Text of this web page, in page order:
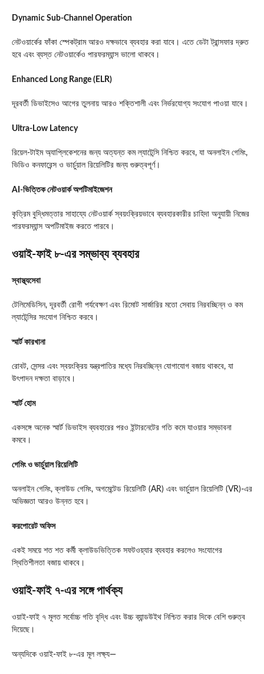
Dynamic Sub-Channel Operation
নেটওয়ার্কের ফাঁকা স্পেকট্রাম আরও দক্ষভাবে ব্যবহার করা যাবে। এতে ডেটা ট্রান্সফার দ্রুত
হবে এবং ব্যস্ত নেটওয়ার্কেও পারফরম্যান্স ভালো থাকবে।
Enhanced Long Range (ELR)
দূরবর্তী ডিভাইসেও আগের তুলনায় আরও শক্তিশালী এবং নির্ভরযোগ্য সংযোগ পাওয়া যাবে।
Ultra-Low Latency
রিয়েল-টাইম অ্যাপ্লিকেশনের জন্য অত্যন্ত কম ল্যাটেন্সি নিশ্চিত করবে, যা অনলাইন গেমিং,
ভিডিও কনফারেন্স ও ভার্চুয়াল রিয়েলিটির জন্য গুরুত্বপূর্ণ।
AI-ভিত্তিক নেটওয়ার্ক অপটিমাইজেশন
কৃত্রিম বুদ্ধিমত্তার সাহায্যে নেটওয়ার্ক স্বয়ংক্রিয়ভাবে ব্যবহারকারীর চাহিদা অনুযায়ী নিজের
পারফরম্যান্স অপটিমাইজ করতে পারবে।
ওয়াই-ফাই ৮-এর সম্ভাব্য ব্যবহার
স্বাস্থ্যসেবা
টেলিমেডিসিন, দূরবর্তী রোগী পর্যবেক্ষণ এবং রিমোট সার্জারির মতো সেবায় নিরবচ্ছিন্ন ও কম
ল্যাটেন্সির সংযোগ নিশ্চিত করবে।
স্মার্ট কারখানা
রোবট, সেন্সর এবং স্বয়ংক্রিয় যন্ত্রপাতির মধ্যে নিরবচ্ছিন্ন যোগাযোগ বজায় থাকবে, যা
উৎপাদন দক্ষতা বাড়াবে।
স্মার্ট হোম
একসঙ্গে অনেক স্মার্ট ডিভাইস ব্যবহারের পরও ইন্টারনেটের গতি কমে যাওয়ার সম্ভাবনা
কমবে।
গেমিং ও ভার্চুয়াল রিয়েলিটি
অনলাইন গেমিং, ক্লাউড গেমিং, অগমেন্টেড রিয়েলিটি (AR) এবং ভার্চুয়াল রিয়েলিটি (VR)-এর
অভিজ্ঞতা আরও উন্নত হবে।
করপোরেট অফিস
একই সময়ে শত শত কর্মী ক্লাউডভিত্তিক সফটওয়্যার ব্যবহার করলেও সংযোগের
স্থিতিশীলতা বজায় থাকবে।
ওয়াই-ফাই ৭-এর সঙ্গে পার্থক্য
ওয়াই-ফাই ৭ মূলত সর্বোচ্চ গতি বৃদ্ধি এবং উচ্চ ব্যান্ডউইথ নিশ্চিত করার দিকে বেশি গুরুত্ব
দিয়েছে।
অন্যদিকে ওয়াই-ফাই ৮-এর মূল লক্ষ্য—